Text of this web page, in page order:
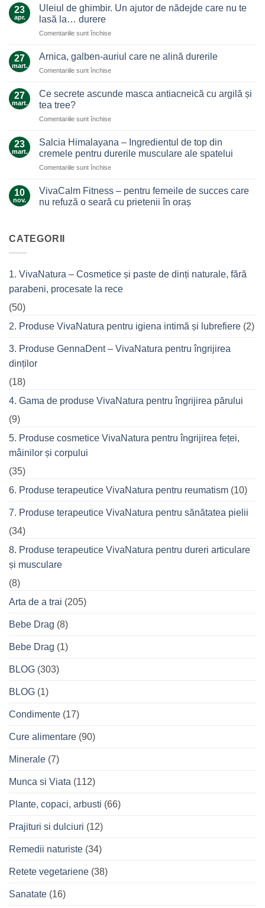
23
apr.
Uleiul de ghimbir. Un ajutor de nădejde care nu te
lasă la… durere
Comentariile sunt închisepentru
de
Un
de
nu
lasă
la…
27
mart.
Arnica, galben-auriul care ne alină durerile
Comentariile sunt închisepentru
galben-
ne
durerile
27
mart.
Ce secrete ascunde masca antiacneică cu argilă și
tea tree?
Comentariile sunt închisepentru
secrete
ascunde
masca
antiacneică
argilă
23
mart.
Salcia Himalayana – Ingredientul de top din
cremele pentru durerile musculare ale spatelui
Comentariile sunt închisepentru
Himalayana
Ingredientul
musculare
ale
10
nov.
VivaCalm Fitness – pentru femeile de succes care
nu refuză o seară cu prietenii în oraș
VivaCalm
Fitness
de
care
seară
cu
în
oraș
CATEGORII
1. VivaNatura – Cosmetice și paste de dinți naturale, fără
parabeni, procesate la rece
(50)
2. Produse VivaNatura pentru igiena intimă și lubrefiere (2)
3. Produse GennaDent – VivaNatura pentru îngrijirea
dinților
(18)
4. Gama de produse VivaNatura pentru îngrijirea părului
(9)
5. Produse cosmetice VivaNatura pentru îngrijirea feței,
mâinilor și corpului
(35)
6. Produse terapeutice VivaNatura pentru reumatism (10)
7. Produse terapeutice VivaNatura pentru sănătatea pielii
(34)
8. Produse terapeutice VivaNatura pentru dureri articulare
și musculare
(8)
Arta de a trai (205)
Bebe Drag (8)
Bebe Drag (1)
BLOG (303)
BLOG (1)
Condimente (17)
Cure alimentare (90)
Minerale (7)
Munca si Viata (112)
Plante, copaci, arbusti (66)
Prajituri si dulciuri (12)
Remedii naturiste (34)
Retete vegetariene (38)
Sanatate (16)